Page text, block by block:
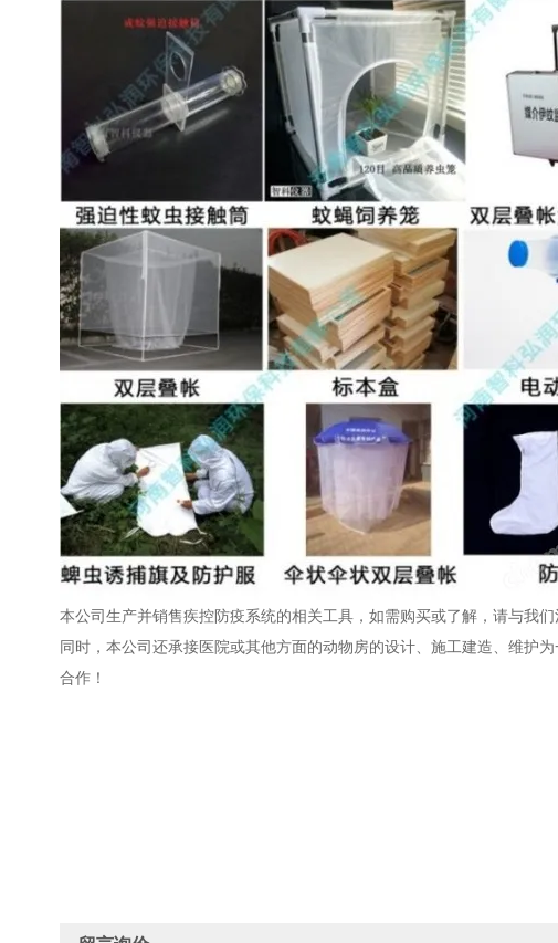
本公司生产并销售疾控防疫系统的相关工具，如需购买或了解，请与我们
同时，本公司还承接医院或其他方面的动物房的设计、施工建造、维护
合作！